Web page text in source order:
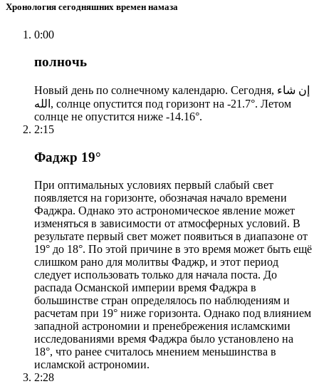
Хронология сегодняшних времен намаза
0:00
полночь
Новый день по солнечному календарю. Сегодня, إن شاء
الله, солнце опустится под горизонт на -21.7°. Летом
солнце не опустится ниже -14.16°.
2:15
Фаджр 19°
При оптимальных условиях первый слабый свет
появляется на горизонте, обозначая начало времени
Фаджра. Однако это астрономическое явление может
изменяться в зависимости от атмосферных условий. В
результате первый свет может появиться в диапазоне от
19° до 18°. По этой причине в это время может быть ещё
слишком рано для молитвы Фаджр, и этот период
следует использовать только для начала поста. До
распада Османской империи время Фаджра в
большинстве стран определялось по наблюдениям и
расчетам при 19° ниже горизонта. Однако под влиянием
западной астрономии и пренебрежения исламскими
исследованиями время Фаджра было установлено на
18°, что ранее считалось мнением меньшинства в
исламской астрономии.
2:28